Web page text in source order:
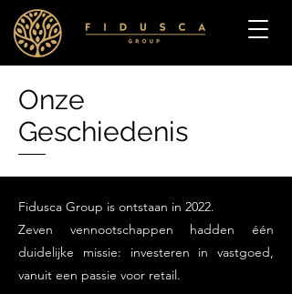
Onze
Geschiedenis
Fidusca Group is ontstaan in 2022.
Zeven vennootschappen hadden één
duidelijke missie: investeren in vastgoed,
vanuit een passie voor retail.